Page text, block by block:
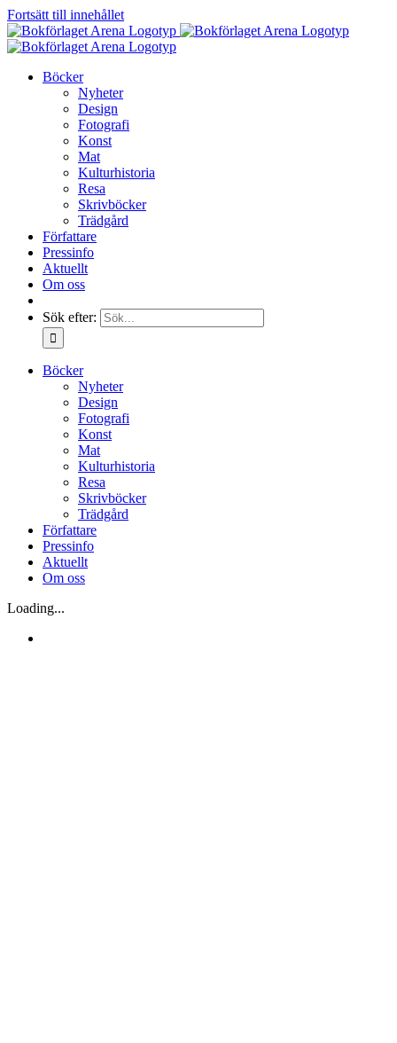
Fortsätt till innehållet
Böcker
Nyheter
Design
Fotografi
Konst
Mat
Kulturhistoria
Resa
Skrivböcker
Trädgård
Författare
Pressinfo
Aktuellt
Om oss
Sök efter:
Böcker
Nyheter
Design
Fotografi
Konst
Mat
Kulturhistoria
Resa
Skrivböcker
Trädgård
Författare
Pressinfo
Aktuellt
Om oss
Loading...